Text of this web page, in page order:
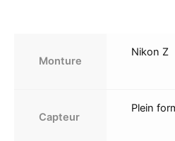
Monture
Nikon Z
Capteur
Plein